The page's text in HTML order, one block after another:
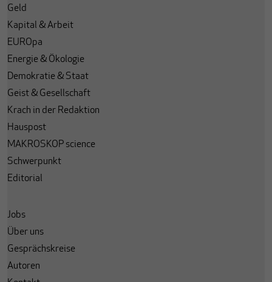
Geld
Kapital & Arbeit
EUROpa
Energie & Ökologie
Demokratie & Staat
Geist & Gesellschaft
Krach in der Redaktion
Hauspost
MAKROSKOP science
Schwerpunkt
Editorial
Jobs
Über uns
Gesprächskreise
Autoren